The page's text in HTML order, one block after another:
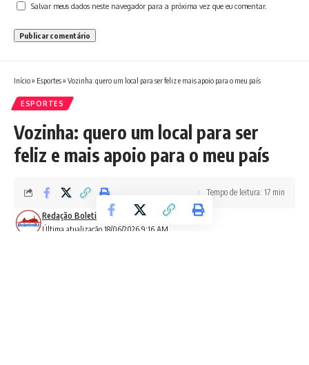
Salvar meus dados neste navegador para a próxima vez que eu comentar.
Início» Esportes» Vozinha: quero um local para ser feliz e mais apoio para o meu país
ESPORTES
Vozinha: quero um local para ser
feliz e mais apoio para o meu país
Última atualização 18/06/2026 9:16 AM
Redação Boletim RJ
Tempo de leitura: 17 min